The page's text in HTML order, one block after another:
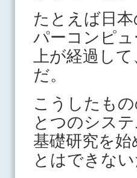
たとえば日
パーコンピ
上が経過し
だ。
こうしたも
とつのシス
基礎研究を
とはできない